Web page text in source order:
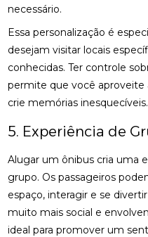
necessário.
Essa personalização é
desejam visitar locais
conhecidas. Ter controle
permite que você
crie memórias inesquecíveis.
5. Experiência de
Alugar um ônibus cria uma
grupo. Os passageiros
espaço, interagir e se
muito mais social e
ideal para promover um